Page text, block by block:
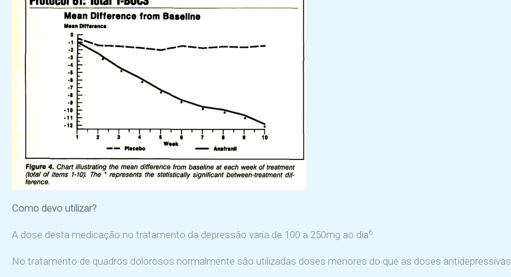
Como devo utilizar?
A dose desta medicação no tratamento da depressão varia de 100 a 250mg ao dia6.
No tratamento de quadros dolorosos normalmente são utilizadas doses menores do que as doses antidepressivas